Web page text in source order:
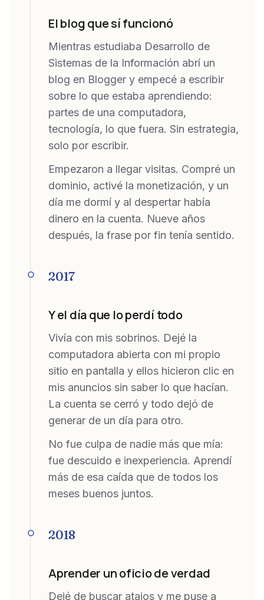
El blog que sí funcionó
Mientras estudiaba Desarrollo de
Sistemas de la Información abrí un
blog en Blogger y empecé a escribir
sobre lo que estaba aprendiendo:
partes de una computadora,
tecnología, lo que fuera. Sin estrategia,
solo por escribir.
Empezaron a llegar visitas. Compré un
dominio, activé la monetización, y un
día me dormí y al despertar había
dinero en la cuenta. Nueve años
después, la frase por fin tenía sentido.
2017
Y el día que lo perdí todo
Vivía con mis sobrinos. Dejé la
computadora abierta con mi propio
sitio en pantalla y ellos hicieron clic en
mis anuncios sin saber lo que hacían.
La cuenta se cerró y todo dejó de
generar de un día para otro.
No fue culpa de nadie más que mía:
fue descuido e inexperiencia. Aprendí
más de esa caída que de todos los
meses buenos juntos.
2018
Aprender un oficio de verdad
Dejé de buscar atajos y me puse a